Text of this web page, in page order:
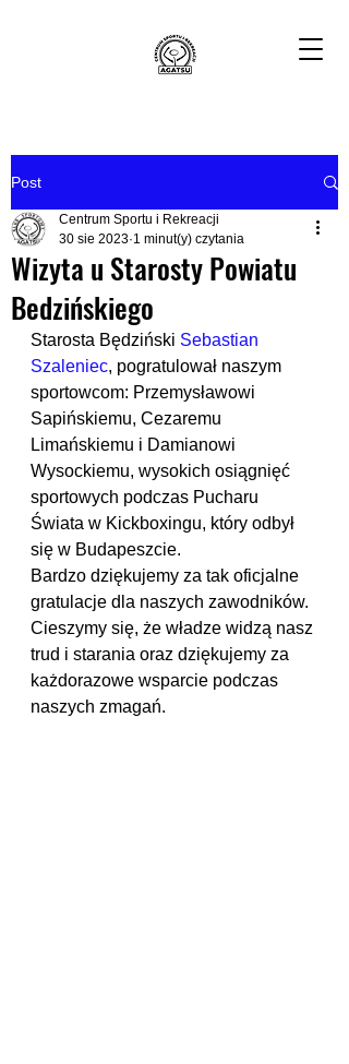
Post
Wizyta u Starosty Powiatu
Bedzińskiego
Centrum Sportu i Rekreacji
30 sie 2023 1 minut(y) czytania
Starosta Będziński Sebastian
Szaleniec, pogratulował naszym
sportowcom: Przemysławowi
Sapińskiemu, Cezaremu
Limańskiemu i Damianowi
Wysockiemu, wysokich osiągnięć
sportowych podczas Pucharu
Świata w Kickboxingu, który odbył
się w Budapeszcie.
Bardzo dziękujemy za tak oficjalne
gratulacje dla naszych zawodników.
Cieszymy się, że władze widzą nasz
trud i starania oraz dziękujemy za
każdorazowe wsparcie podczas
naszych zmagań.